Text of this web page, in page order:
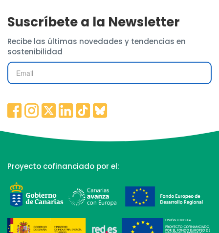
Suscríbete a la Newsletter
Recibe las últimas novedades y tendencias en
sostenibilidad
Proyecto cofinanciado por el: